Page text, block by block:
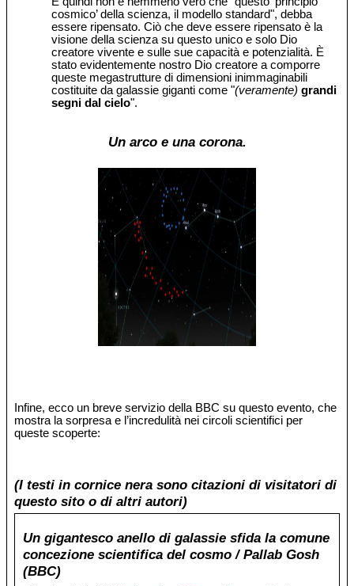
cosmico’ della scienza, il modello standard", debba
essere ripensato. Ciò che deve essere ripensato è la
visione della scienza su questo unico e solo Dio
creatore vivente e sulle sue capacità e potenzialità. È
stato evidentemente nostro Dio creatore a comporre
queste megastrutture di dimensioni inimmaginabili
costituite da galassie giganti come "(veramente)grandi
segni dal cielo".
Un arco e una corona.
Infine, ecco un breve servizio della BBC su questo evento, che
mostra la sorpresa e l’incredulità nei circoli scientifici per
queste scoperte:
(I testi in cornice nera sono citazioni di visitatori di
questo sito o di altri autori)
Un gigantesco anello di galassie sfida la comune
concezione scientifica del cosmo / Pallab Gosh
(BBC)